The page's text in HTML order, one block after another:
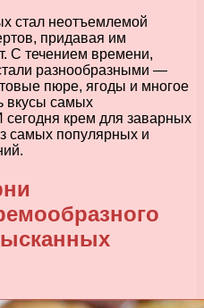
стал неотъемлемой
придавая им
С течением времени,
разнообразными —
пюре, ягоды и многое
вкусы самых
сегодня крем для заварных
самых популярных и